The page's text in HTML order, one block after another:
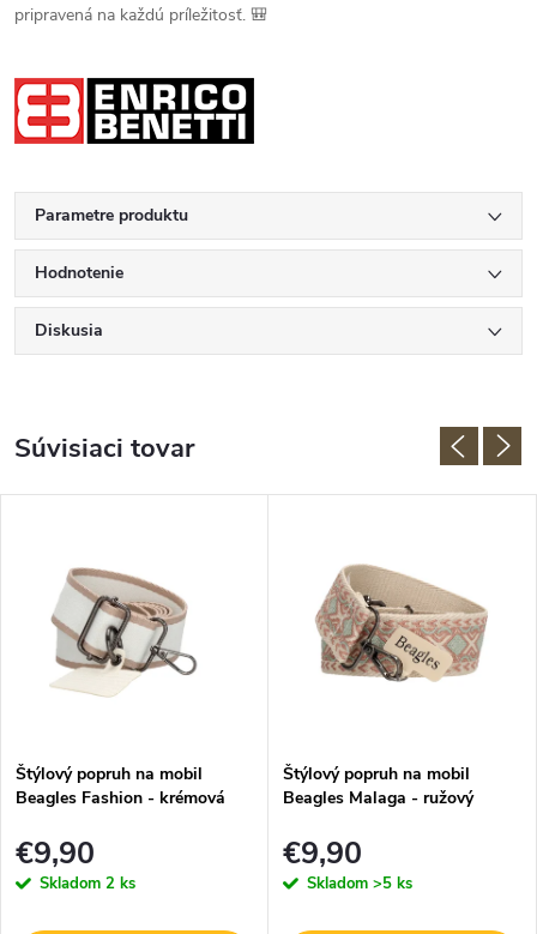
pripravená na každú príležitosť. 🎒
Parametre produktu
Hodnotenie
Diskusia
Súvisiaci tovar
Štýlový popruh na mobil
Beagles Fashion - krémová
€9,90
Skladom 2 ks
Štýlový popruh na mobil
Beagles Malaga - ružový
€9,90
Skladom >5 ks